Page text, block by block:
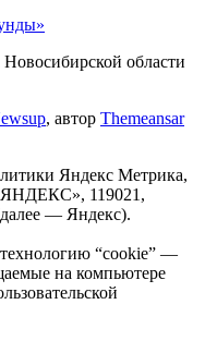
области
, автор Themeansar
Яндекс Метрика,
119021,
— Яндекс).
“cookie” —
на компьютере